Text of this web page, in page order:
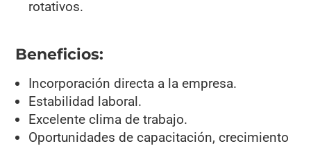
rotativos.
Beneficios:
Incorporación directa a la empresa.
Estabilidad laboral.
Excelente clima de trabajo.
Oportunidades de capacitación, crecimiento